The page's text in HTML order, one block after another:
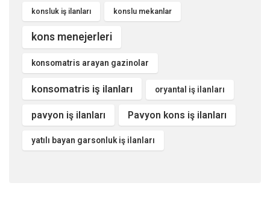
konsluk iş ilanları konslu mekanlar
kons menejerleri
konsomatris arayan gazinolar
konsomatris iş ilanları oryantal iş ilanları
pavyon iş ilanları Pavyon kons iş ilanları
yatılı bayan garsonluk iş ilanları